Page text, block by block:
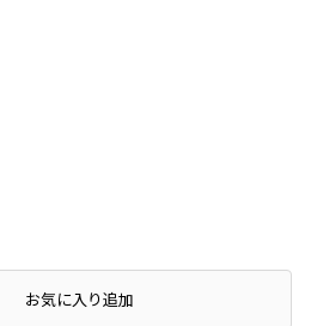
お気に入り追加